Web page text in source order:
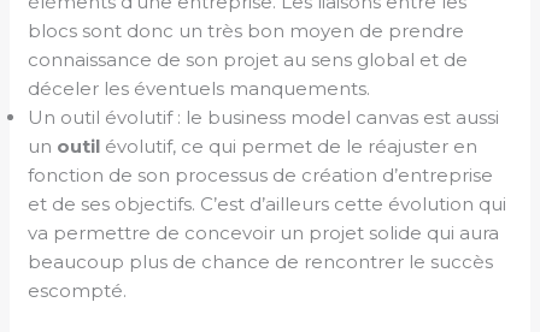
blocs sont donc un très bon moyen de prendre
connaissance de son projet au sens global et de
déceler les éventuels manquements.
Un outil évolutif : le business model canvas est aussi
un outil évolutif, ce qui permet de le réajuster en
fonction de son processus de création d’entreprise
et de ses objectifs. C’est d’ailleurs cette évolution qui
va permettre de concevoir un projet solide qui aura
beaucoup plus de chance de rencontrer le succès
escompté.